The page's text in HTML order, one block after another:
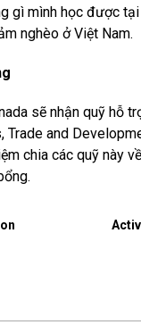
gì mình học được
nghèo ở Việt Nam.
sẽ nhận quỹ hỗ
and
chia các quỹ này